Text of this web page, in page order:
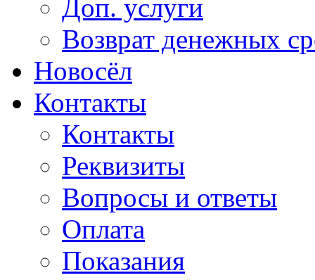
Доп. услуги
Возврат денежных
Новосёл
Контакты
Контакты
Реквизиты
Вопросы и ответы
Оплата
Показания